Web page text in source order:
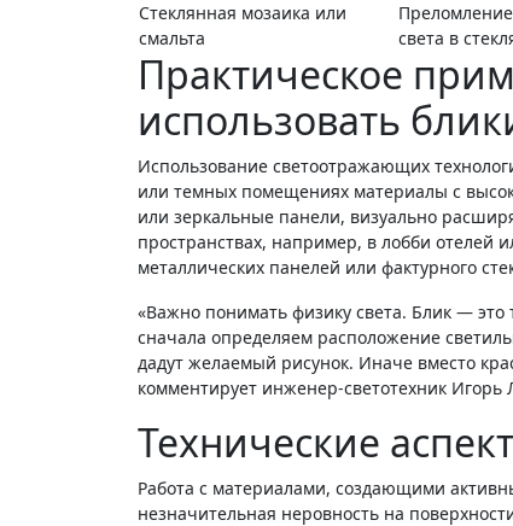
Стеклянная мозаика или
смальта
света в
Практическое
использовать
Использование светоотражающих
или темных помещениях материалы с
или зеркальные панели, визуально
пространствах, например, в лобби отелей
металлических панелей или фактурного
«Важно понимать физику света. Блик — это точечное отражение источника. Поэтому при проектировании мы
сначала определяем расположение
дадут желаемый рисунок. Иначе вместо
комментирует инженер-светотехник Игорь
Технические
Работа с материалами, создающими
незначительная неровность на